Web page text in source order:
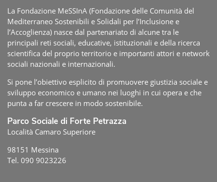
La Fondazione MeSSInA (Fondazione delle Comunità del
Mediterraneo Sostenibili e Solidali per l’Inclusione e
l’Accoglienza) nasce dal partenariato di alcune tra le
principali reti sociali, educative, istituzionali e della ricerca
scientifica del proprio territorio e importanti attori e network
sociali nazionali e internazionali.
Si pone l’obiettivo esplicito di promuovere giustizia sociale e
sviluppo economico e umano nei luoghi in cui opera e che
punta a far crescere in modo sostenibile.
Parco Sociale di Forte Petrazza
Località Camaro Superiore
98151 Messina
Tel. 090 9023226